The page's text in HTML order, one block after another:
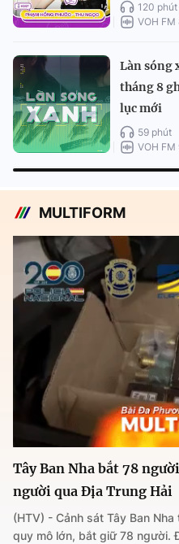
120 phút
VOH FM
Làn sóng
tháng 8
lục mới
59 phút
VOH FM
MULTIFORM
Tây Ban Nha bắt 78
người qua Địa Trung Hải
(HTV) - Cảnh sát Tây Ban
quy mô lớn, bắt giữ 78 người.